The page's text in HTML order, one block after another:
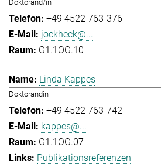
Doktorand/in
+49 4522 763-376
jockheck@...
G1.1OG.10
Linda Kappes
Doktorandin
+49 4522 763-742
kappes@...
G1.1OG.07
Publikationsreferenzen